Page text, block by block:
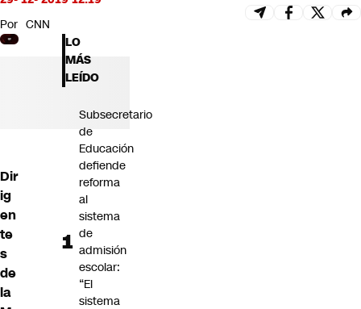
Por CNN
Dir
ig
en
te
s
de
la
LO
MÁS
LEÍDO
Subsecretario
de
Educación
defiende
reforma
al
sistema
de
admisión
escolar:
“El
sistema